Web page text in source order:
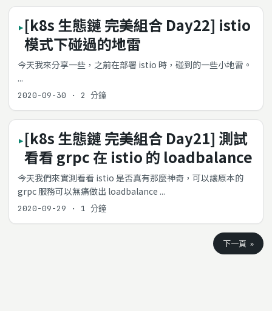
[k8s 生態鏈 完美組合 Day22] istio
模式下碰過的地雷
今天我來分享一些，之前在部署 istio 時，碰到的一些小地雷。
...
2020-09-30 · 2 分鐘
[k8s 生態鏈 完美組合 Day21] 測試
看看 grpc 在 istio 的 loadbalance
今天我們來實測看看 istio 是否真有那麼神奇，可以讓原本的
grpc 服務可以無痛做出 loadbalance ...
2020-09-29 · 1 分鐘
下一頁 »